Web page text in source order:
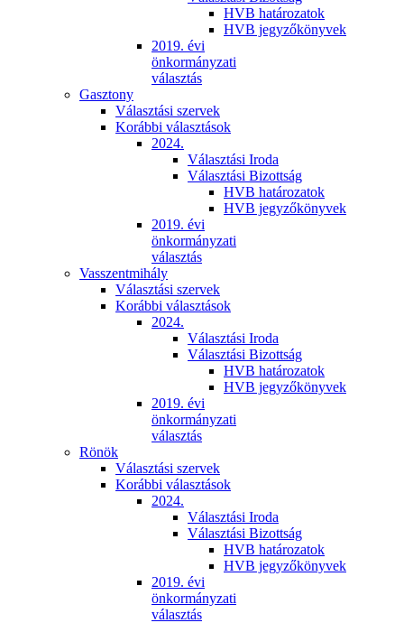
HVB határozatok
HVB jegyzőkönyvek
2019. évi
önkormányzati
választás
Gasztony
Választási szervek
Korábbi választások
2024.
Választási Iroda
Választási Bizottság
HVB határozatok
HVB jegyzőkönyvek
2019. évi
önkormányzati
választás
Vasszentmihály
Választási szervek
Korábbi választások
2024.
Választási Iroda
Választási Bizottság
HVB határozatok
HVB jegyzőkönyvek
2019. évi
önkormányzati
választás
Rönök
Választási szervek
Korábbi választások
2024.
Választási Iroda
Választási Bizottság
HVB határozatok
HVB jegyzőkönyvek
2019. évi
önkormányzati
választás